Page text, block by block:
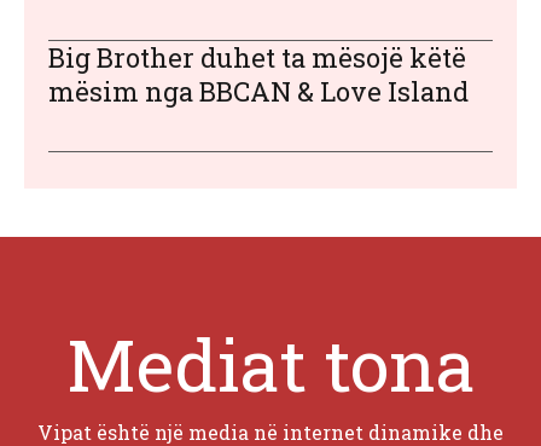
Big Brother duhet ta mësojë këtë
mësim nga BBCAN & Love Island
Mediat tona
Vipat është një media në internet dinamike dhe